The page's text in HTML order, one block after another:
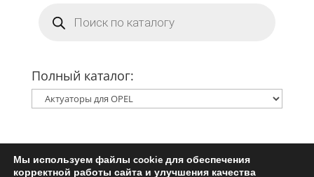
товаров
Полный каталог:
Главная Ремкомплект турбины
Мы используем файлы cookie для обеспечения
корректной работы сайта и улучшения качества